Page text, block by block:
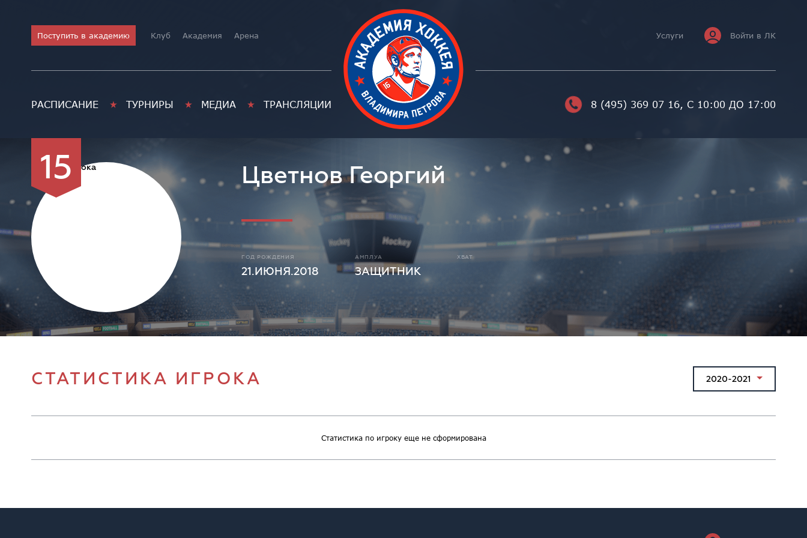
Поступить в академию Клуб Академия Арена Услуги Войти в ЛК
РАСПИСАНИЕ ТУРНИРЫ МЕДИА ТРАНСЛЯЦИИ 8 (495) 369 07 16, С 10:00 ДО 17:00
15 Цветнов Георгий
ГОД РОЖДЕНИЯ
21.ИЮНЯ.2018
АМПЛУА
ЗАЩИТНИК
ХВАТ
СТАТИСТИКА ИГРОКА 2020-2021
Статистика по игроку еще не сформирована